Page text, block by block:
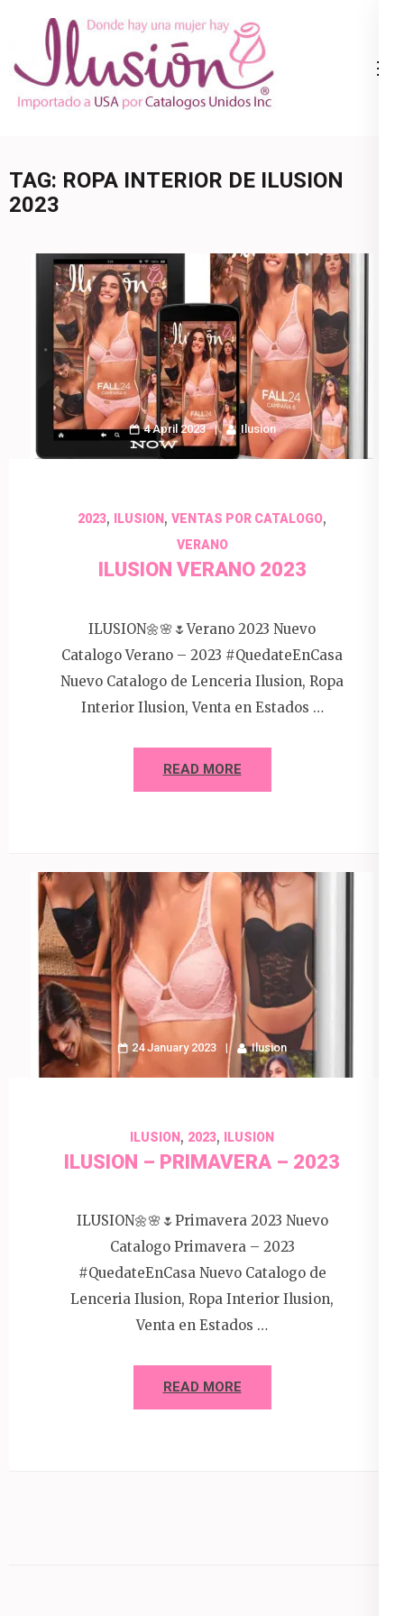
content
(Press
Ropa Interior
800.825.9452
TAG: ROPA INTERIOR DE ILUSION
2023
4 April 2023 Ilusion
2023, ILUSION , VENTAS POR CATALOGO,
VERANO
ILUSION VERANO 2023
ILUSION🌼🌸🌷Verano 2023 Nuevo
Catalogo Verano – 2023 #QuedateEnCasa
Nuevo Catalogo de Lenceria Ilusion, Ropa
Interior Ilusion, Venta en Estados …
READ MORE
24 January 2023 Ilusion
ILUSION, 2023, ILUSION
ILUSION – PRIMAVERA – 2023
ILUSION🌼🌸🌷Primavera 2023 Nuevo
Catalogo Primavera – 2023
#QuedateEnCasa Nuevo Catalogo de
Lenceria Ilusion, Ropa Interior Ilusion,
Venta en Estados …
READ MORE